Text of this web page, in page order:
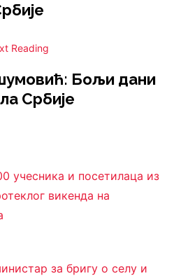
Reading
Бољи дани
Србије
учесника и посетилаца из
викенда на
за бригу о селу и